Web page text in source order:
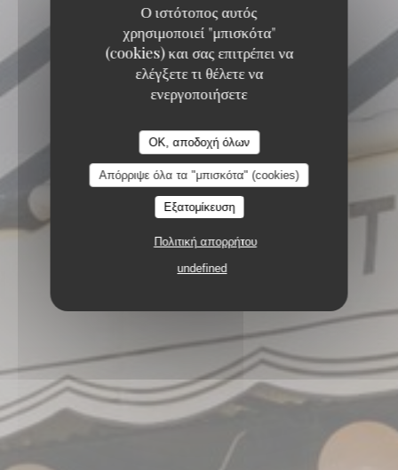
Ο ιστότοπος αυτός
χρησιμοποιεί "μπισκότα"
(cookies) και σας επιτρέπει να
ελέγξετε τι θέλετε να
ενεργοποιήσετε
OK, αποδοχή όλων
Απόρριψε όλα τα "μπισκότα" (cookies)
Εξατομίκευση
Πολιτική απορρήτου
undefined
23, RUE DE DUNKERQUE 75010 PARIS